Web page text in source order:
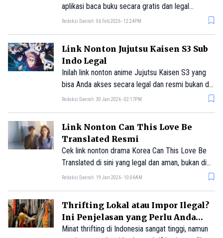
aplikasi baca buku secara gratis dan legal
langsung lewat smartphone dan perangkat
Redaksi Daerah 06 Feb 2026 - 12:24PM
Link Nonton Jujutsu Kaisen S3 Sub
Indo Legal
Inilah link nonton anime Jujutsu Kaisen S3 yang
bisa Anda akses secara legal dan resmi bukan di
Samehadaku.
Redaksi Daerah 30 Jan 2026 - 02:17PM
Link Nonton Can This Love Be
Translated Resmi
Cek link nonton drama Korea Can This Love Be
Translated di sini yang legal dan aman, bukan di
Indoxxi atau LK21!
Redaksi Daerah 19 Jan 2026 - 10:04AM
Thrifting Lokal atau Impor Ilegal?
Ini Penjelasan yang Perlu Anda
Tahu
Minat thrifting di Indonesia sangat tinggi, namun